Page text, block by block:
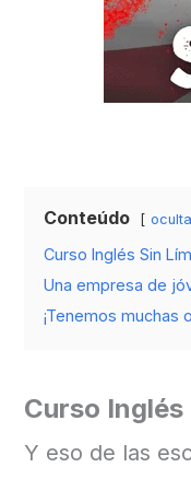
Conteúdo
Curso Inglés Sin
Una empresa de
¡Tenemos muchas
Curso
Y eso de las